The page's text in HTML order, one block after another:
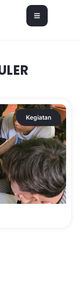
Kegiatan